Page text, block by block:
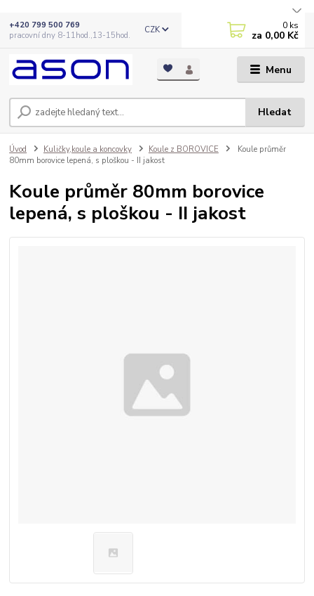
Menu
CZK
Hledat
+420 799 500 769
pracovní dny 8-11hod.,13-15hod.
0 ks
za 0,00 Kč
Úvod Kuličky,koule a koncovky Koule z BOROVICE
Koule průměr
80mm borovice lepená, s ploškou - II jakost
Koule průměr 80mm borovice
lepená, s ploškou - II jakost